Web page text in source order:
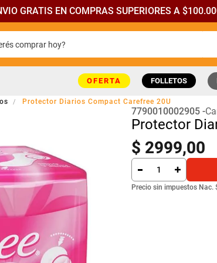
GRATIS EN COMPRAS SUPERIORES A
comprar hoy?
OFERTA FOLLETOS
Protector Diarios Compact Carefree 20U
7790010002905
Protector
$ 2999,00
Precio sin impuestos Nac.
buscados